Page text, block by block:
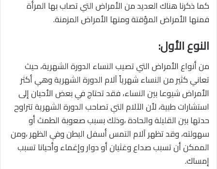
كما ذكرنا هناك العديد من الأمراض التي تصاب بها المرأة
فمنها الأمراض المؤقتة ومنها الأمراض المزمنة.
النوع الأول:
من أنواع الأمراض التي تصيب النساء الدورة الشهرية، حيث
تعاني كثير من النساء شهرياً آلام الدورة الشهرية وهي أكثر
الأمراض شيوعا بين النساء، فقد تحتاج في بعض الأحيان إلى
استشارات طبية، لأن الآلام التي تصاحب الدورة الشهرية تتراوح
حدتها بين القليلة والحادة ،وذلك بسبب صعوبة الطمث أو
سهولته، وقد تظهر آلام التمس أسفل البطن وفي الظهر ،ومن
الممكن أن تسبب صداع وغثيان أو دوار وإغماء وأحيانا تسبب
إمساك.